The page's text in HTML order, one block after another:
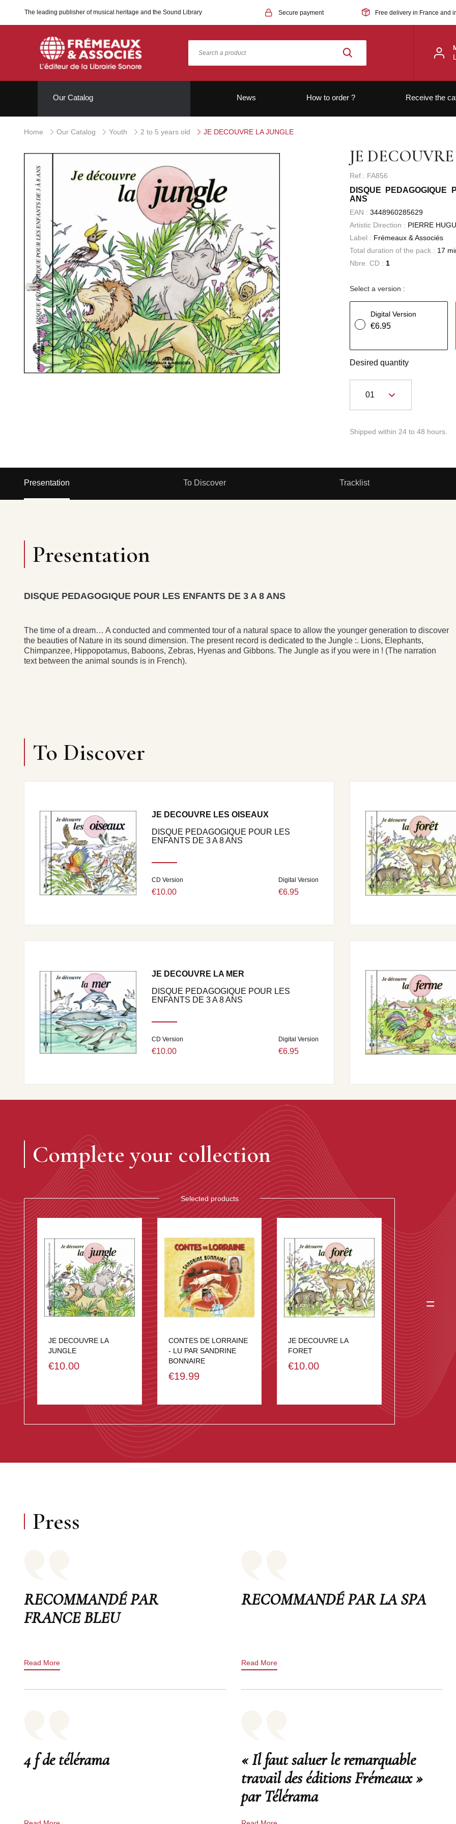
The leading publisher of musical heritage and the Sound Library Secure payment Free delivery in France and
Our Catalog News How to order ? Receive the
Home Our Catalog Youth 2 to 5 years old JE DECOUVRE LA JUNGLE
JE
Ref.: FA856
DISQUE
ANS
EAN : 3448960285629
Artistic Direction : PIERRE
Label : Frémeaux & Associés
Total duration of the pack : 17
Nbre. CD : 1
Select a version :
Digital Version
€6.95
Desired quantity
Shipped within 24 to 48 hours.
Presentation To Discover Tracklist
Presentation
DISQUE PEDAGOGIQUE POUR LES ENFANTS DE 3 A 8 ANS
The time of a dream… A conducted and commented tour of a natural space to allow the younger generation to discover
the beauties of Nature in its sound dimension. The present record is dedicated to the Jungle :. Lions, Elephants,
Chimpanzee, Hippopotamus, Baboons, Zebras, Hyenas and Gibbons. The Jungle as if you were in ! (The narration
text between the animal sounds is in French).
To Discover
JE DECOUVRE LES OISEAUX
DISQUE PEDAGOGIQUE POUR LES
ENFANTS DE 3 A 8 ANS
CD Version
€10.00
Digital Version
€6.95
JE DECOUVRE LA MER
DISQUE PEDAGOGIQUE POUR LES
ENFANTS DE 3 A 8 ANS
CD Version
€10.00
Digital Version
€6.95
Complete your collection
Selected products
JE DECOUVRE LA
JUNGLE
€10.00
CONTES DE LORRAINE
- LU PAR SANDRINE
BONNAIRE
€19.99
JE DECOUVRE LA
FORET
€10.00
=
Press
RECOMMANDÉ PAR
FRANCE BLEU
Read More
RECOMMANDÉ PAR LA SPA
Read More
4 f de télérama
« Il faut saluer le remarquable
travail des éditions Frémeaux »
par Télérama